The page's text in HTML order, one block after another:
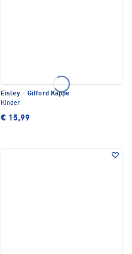
Eisley · Gifford Kappe
Kinder
€ 15,99